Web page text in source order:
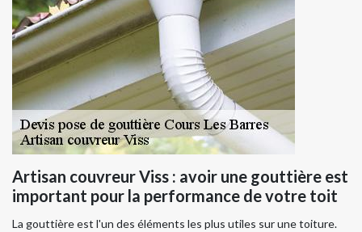
Artisan couvreur Viss : avoir une gouttière est
important pour la performance de votre toit
La gouttière est l'un des éléments les plus utiles sur une toiture.